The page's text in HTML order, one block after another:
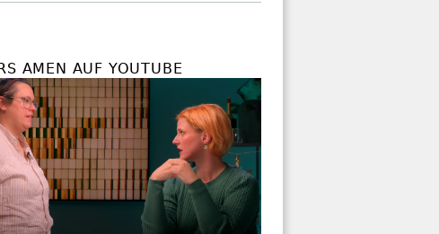
AMEN AUF YOUTUBE